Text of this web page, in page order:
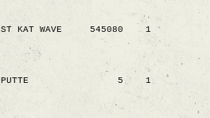
ST KAT WAVE 545080
1
PUTTE 5
1